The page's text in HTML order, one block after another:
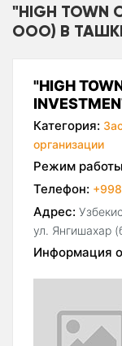
"HIGH TOWN
ООО) В
"HIGH
Категория:
организации
Режим
Телефон:
Адрес:
ул. Янгишахар
Информация